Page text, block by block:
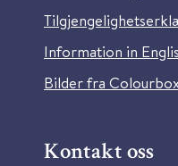
Information in
Bilder fra
Kontakt oss